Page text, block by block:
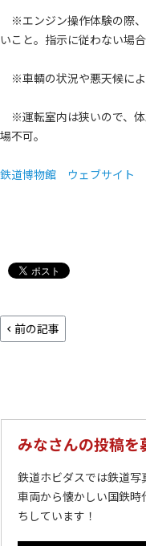
※エンジン操作体験の際
いこと。指示に従わない場
※車輌の状況や悪天候によ
※運転室内は狭いので、
場不可。
鉄道博物館 ウェブサイト
前の記事
みなさんの投稿を
鉄道ホビダスでは鉄道写
車両から懐かしい国鉄
ちしています！